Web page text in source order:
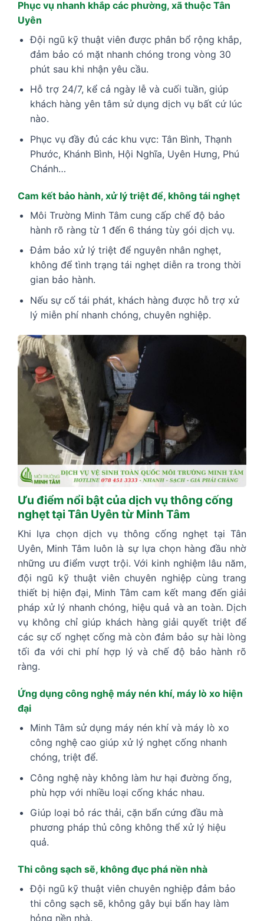
Phục vụ nhanh khắp các phường, xã thuộc Tân
Uyên
Đội ngũ kỹ thuật viên được phân bổ rộng khắp,
đảm bảo có mặt nhanh chóng trong vòng 30
phút sau khi nhận yêu cầu.
Hỗ trợ 24/7, kể cả ngày lễ và cuối tuần, giúp
khách hàng yên tâm sử dụng dịch vụ bất cứ lúc
nào.
Phục vụ đầy đủ các khu vực: Tân Bình, Thạnh
Phước, Khánh Bình, Hội Nghĩa, Uyên Hưng, Phú
Chánh…
Cam kết bảo hành, xử lý triệt để, không tái nghẹt
Môi Trường Minh Tâm cung cấp chế độ bảo
hành rõ ràng từ 1 đến 6 tháng tùy gói dịch vụ.
Đảm bảo xử lý triệt để nguyên nhân nghẹt,
không để tình trạng tái nghẹt diễn ra trong thời
gian bảo hành.
Nếu sự cố tái phát, khách hàng được hỗ trợ xử
lý miễn phí nhanh chóng, chuyên nghiệp.
Ưu điểm nổi bật của dịch vụ thông cống
nghẹt tại Tân Uyên từ Minh Tâm
Khi lựa chọn dịch vụ thông cống nghẹt tại Tân
Uyên, Minh Tâm luôn là sự lựa chọn hàng đầu nhờ
những ưu điểm vượt trội. Với kinh nghiệm lâu năm,
đội ngũ kỹ thuật viên chuyên nghiệp cùng trang
thiết bị hiện đại, Minh Tâm cam kết mang đến giải
pháp xử lý nhanh chóng, hiệu quả và an toàn. Dịch
vụ không chỉ giúp khách hàng giải quyết triệt để
các sự cố nghẹt cống mà còn đảm bảo sự hài lòng
tối đa với chi phí hợp lý và chế độ bảo hành rõ
ràng.
Ứng dụng công nghệ máy nén khí, máy lò xo hiện
đại
Minh Tâm sử dụng máy nén khí và máy lò xo
công nghệ cao giúp xử lý nghẹt cống nhanh
chóng, triệt để.
Công nghệ này không làm hư hại đường ống,
phù hợp với nhiều loại cống khác nhau.
Giúp loại bỏ rác thải, cặn bẩn cứng đầu mà
phương pháp thủ công không thể xử lý hiệu
quả.
Thi công sạch sẽ, không đục phá nền nhà
Đội ngũ kỹ thuật viên chuyên nghiệp đảm bảo
thi công sạch sẽ, không gây bụi bẩn hay làm
hỏng nền nhà.